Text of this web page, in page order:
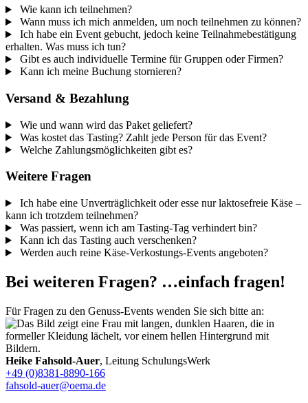
Wie kann ich teilnehmen?
Wann muss ich mich anmelden, um noch teilnehmen zu können?
Ich habe ein Event gebucht, jedoch keine Teilnahmebestätigung
erhalten. Was muss ich tun?
Gibt es auch individuelle Termine für Gruppen oder Firmen?
Kann ich meine Buchung stornieren?
Versand & Bezahlung
Wie und wann wird das Paket geliefert?
Was kostet das Tasting? Zahlt jede Person für das Event?
Welche Zahlungsmöglichkeiten gibt es?
Weitere Fragen
Ich habe eine Unverträglichkeit oder esse nur laktosefreie Käse –
kann ich trotzdem teilnehmen?
Was passiert, wenn ich am Tasting-Tag verhindert bin?
Kann ich das Tasting auch verschenken?
Werden auch reine Käse-Verkostungs-Events angeboten?
Bei weiteren Fragen? …einfach fragen!
Für Fragen zu den Genuss-Events wenden Sie sich bitte an:
Heike Fahsold-Auer, Leitung SchulungsWerk
+49 (0)8381-8890-166
fahsold-auer@oema.de